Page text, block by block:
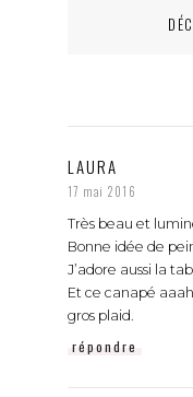
LAURA
17 mai 2016
Très beau et
Bonne idée de
J’adore aussi la
Et ce canapé
gros plaid.
répondre